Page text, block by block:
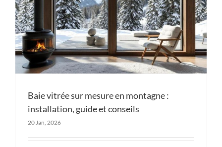
Baie vitrée sur mesure en montagne :
installation, guide et conseils
20 Jan, 2026